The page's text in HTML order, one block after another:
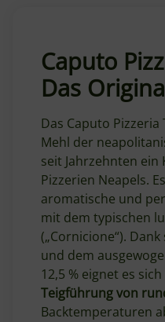
Caputo
Das
Das Caputo
Mehl der
seit Jahrzehnten ein
Pizzerien Neapels.
aromatische und
mit dem typischen
(„Cornicione“).
und dem
12,5 % eignet es
Teigführung von
Backtemperaturen